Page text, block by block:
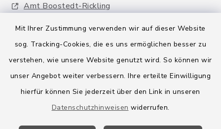
Mit Ihrer Zustimmung verwenden wir auf dieser Website
sog. Tracking-Cookies, die es uns ermöglichen besser zu
verstehen, wie unsere Website genutzt wird. So können wir
unser Angebot weiter verbessern. Ihre erteilte Einwilligung
hierfür können Sie jederzeit über den Link in unseren
Datenschutzhinweisen widerrufen.
Amt Boostedt-Rickling
Amtsbroschüre
Kreis Segeberg
Wege-Zweckverband